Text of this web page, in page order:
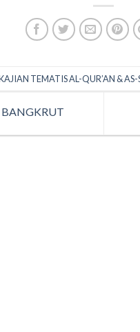
TEMATIS AL-QUR’AN &
BANGKRUT